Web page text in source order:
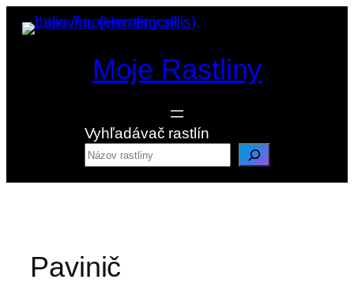
Prejsť
na
Moje Rastliny
Vyhľadávač rastlín
Pavinič